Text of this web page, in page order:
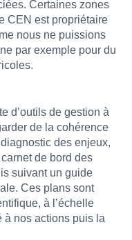
Certaines zones
CEN est propriétaire
nous ne puissions
par exemple pour du
d’outils de gestion à
de la cohérence
des enjeux,
de bord des
suivant un guide
Ces plans sont
à l’échelle
à nos actions puis la